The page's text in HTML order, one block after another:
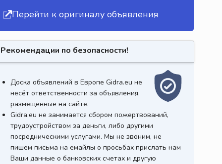
Перейти к оригиналу объявления
Рекомендации по безопасности!
Доска объявлений в Европе Gidra.eu не
несёт ответственности за объявления,
размещенные на сайте.
Gidra.eu не занимается сбором пожертвований,
трудоустройством за деньги, либо другими
посредническими услугами. Мы не звоним, не
пишем письма на емайлы о просьбах прислать нам
Ваши данные о банковских счетах и другую